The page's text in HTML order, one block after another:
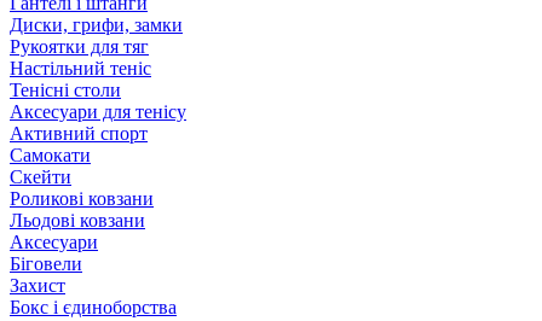
Диски, грифи, замки
Рукоятки для тяг
Настільний теніс
Тенісні столи
Аксесуари для тенісу
Активний спорт
Самокати
Скейти
Роликові ковзани
Льодові ковзани
Аксесуари
Біговели
Захист
Бокс і єдиноборства